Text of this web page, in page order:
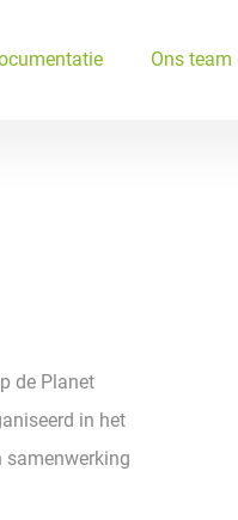
Ons team
de Planet
in het
samenwerking